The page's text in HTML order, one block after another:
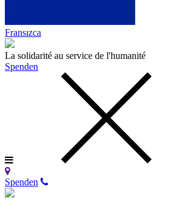
Fransızca
La solidarité au service de l'humanité
Spenden
Spenden